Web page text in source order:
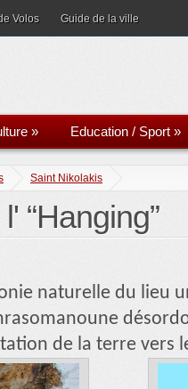
Volos Guide de la ville
» Education / Sport »
Saint Nikolakis
“Hanging”
naturelle du lieu
de la terre vers